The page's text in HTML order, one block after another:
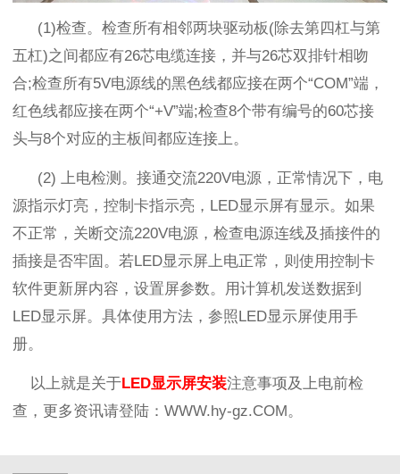
(1)检查。检查所有相邻两块驱动板(除去第四杠与第
五杠)之间都应有26芯电缆连接，并与26芯双排针相吻
合;检查所有5V电源线的黑色线都应接在两个“COM”端，
红色线都应接在两个“+V”端;检查8个带有编号的60芯接
头与8个对应的主板间都应连接上。
(2) 上电检测。接通交流220V电源，正常情况下，电
源指示灯亮，控制卡指示亮， LED显示屏有显示。如果
不正常，关断交流220V电源，检查电源连线及插接件的
插接是否牢固。若LED显示屏上电正常，则使用控制卡
软件更新屏内容，设置屏参数。用计算机发送数据到
LED显示屏。具体使用方法，参照LED显示屏使用手
册。
以上就是关于LED显示屏安装注意事项及上电前检
查 ，更多资讯请登陆：WWW.hy-gz.COM。